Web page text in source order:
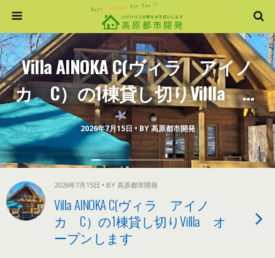
2026年7月15日 • BY 高原都市開発
Villa AINOKA C(ヴィラ アイノ
カ C）の1棟貸し切りVillla オ
ープンします
2026年7月15日 • BY 高原都市開発
Villa AINOKA C(ヴィラ アイノ
カ C）の1棟貸し切りVillla オ
ープンします